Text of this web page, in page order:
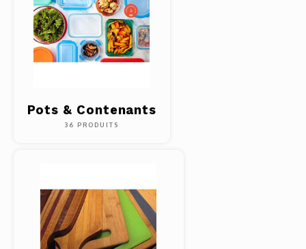
Pots & Contenants
36 PRODUITS